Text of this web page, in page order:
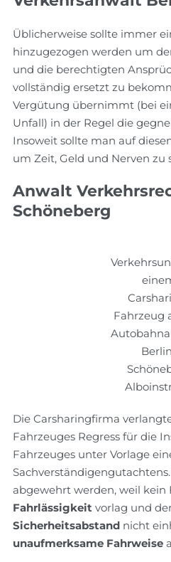
Üblicherweise sollte immer
hinzugezogen werden um
und die berechtigten
vollständig ersetzt zu
Vergütung übernimmt (bei
Unfall) in der Regel die
Insoweit sollte man auf
um Zeit, Geld und Nerven zu
Anwalt
Schöneberg
Fahrzeug
Die Carsharingfirma
Fahrzeuges Regress für die
Fahrzeuges unter Vorlage
abgewehrt werden, weil kein
Fahrlässigkeit vorlag und
Sicherheitsabstand nicht
unaufmerksame Fahrweise